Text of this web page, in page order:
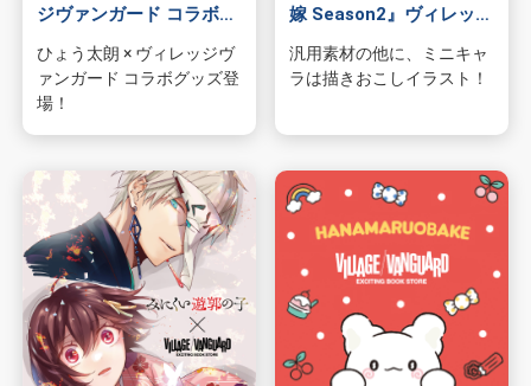
ジヴァンガード コラボグ
ッズ発売決定！
ひょう太朗 × ヴィレッジヴ
ァンガード コラボグッズ登
場！
嫁 Season2』ヴィレッジ
ヴァンガードコラボ企画
が発売決定！
汎用素材の他に、ミニキャ
ラは描きおこしイラスト！